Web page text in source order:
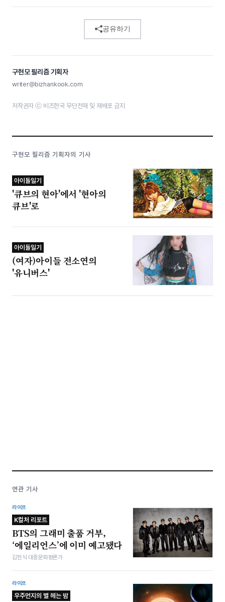
공유하기
구현모 필리즘 기획자
writer@bizhankook.com
저작권자 ⓒ 비즈한국 무단전재 및 재배포 금지
구현모 필리즘 기획자의 기사
아이돌일기
'큐브의 현아'에서 '현아의
큐브'로
아이돌일기
(여자)아이들 전소연의
'유니버스'
연관 기사
라이프
K컬처 리포트
BTS의 그래미 출품 거부,
‘에일리언스’에 이미 예고됐다
김헌식 대중문화평론가
라이프
우주먼지의 별 헤는 밤